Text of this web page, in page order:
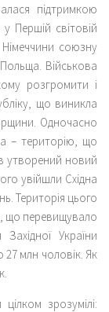
підтримкою
Першій світовій
Німеччини союзну
Військова
розгромити і
що виникла
Одночасно
– територію, що
утворений новий
увійшли Східна
Територія цього
що перевищувало
України
млн чоловік. Як
зрозумілі: